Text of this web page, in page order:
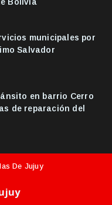
municipales por
Salvador
en barrio Cerro
de reparación del
De Jujuy